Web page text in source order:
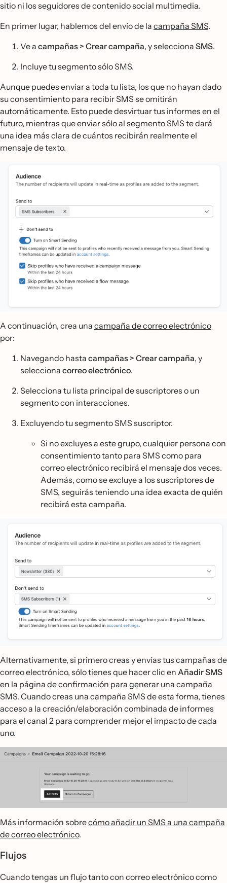
sitio ni los seguidores de contenido social multimedia.
En primer lugar, hablemos del envío de la campaña SMS.
Ve a campañas > Crearcampaña, y selecciona SMS.
Incluye tu segmento sólo SMS.
Aunque puedes enviar a toda tu lista, los que no hayan dado
su consentimiento para recibir SMS se omitirán
automáticamente. Esto puede desvirtuar tus informes en el
futuro, mientras que enviar sólo al segmento SMS te dará
una idea más clara de cuántos recibirán realmente el
mensaje de texto.
A continuación, crea una campaña de correo electrónico
por:
Navegando hasta campañas > Crear campaña, y
selecciona correo electrónico.
Selecciona tu lista principal de suscriptores o un
segmento con interacciones.
Excluyendo tu segmento SMS suscriptor.
Si no excluyes a este grupo, cualquier persona con
consentimiento tanto para SMS como para
correo electrónico recibirá el mensaje dos veces.
Además, como se excluye a los suscriptores de
SMS, seguirás teniendo una idea exacta de quién
recibirá esta campaña.
Alternativamente, si primero creas y envías tus campañas de
correo electrónico, sólo tienes que hacer clic en Añadir SMS
en la página de confirmación para generar una campaña
SMS. Cuando creas una campaña SMS de esta forma, tienes
acceso a la creación/elaboración combinada de informes
para el canal 2 para comprender mejor el impacto de cada
uno.
Más información sobrecómo añadir un SMS a una campaña
de correo electrónico.
Flujos
Cuando tengas un flujo tanto con correo electrónico como